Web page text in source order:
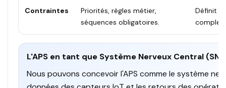
Contraintes
Priorités, règles métier,
séquences obligatoires.
Définit
L'APS en tant que Système Nerveux Central
Nous pouvons concevoir l'APS comme le système